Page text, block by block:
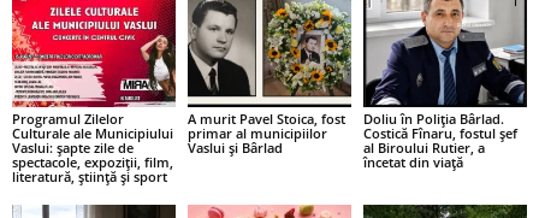
Programul Zilelor
Culturale ale Municipiului
Vaslui: șapte zile de
spectacole, expoziții, film,
literatură, știință și sport
A murit Pavel Stoica, fost
primar al municipiilor
Vaslui și Bârlad
Doliu în Poliția Bârlad.
Costică Fînaru, fostul șef
al Biroului Rutier, a
încetat din viață